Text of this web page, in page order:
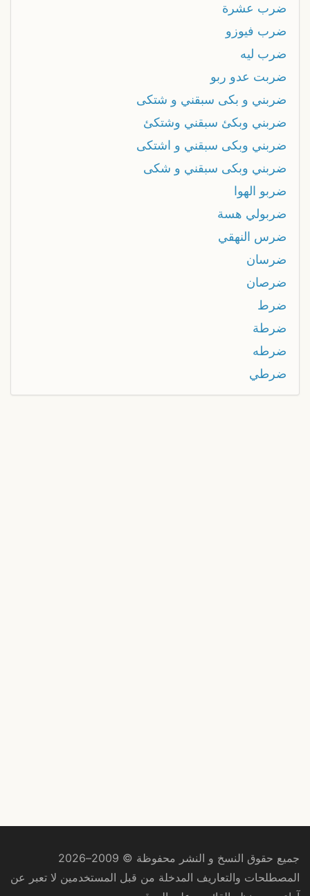
ضرب عشرة
ضرب فيوزو
ضرب ليه
ضربت عدو ربو
ضربني و بكى سبقني و شتكى
ضربني وبكئ سبقني وشتكئ
ضربني وبكى سبقني و اشتكى
ضربني وبكى سبقني و شكى
ضربو الهوا
ضربولي هسة
ضرس النهقي
ضرسان
ضرصان
ضرط
ضرطة
ضرطه
ضرطي
جميع حقوق النسخ و النشر محفوظة © 2009–2026
المصطلحات والتعاريف المدخلة من قبل المستخدمين لا تعبر عن